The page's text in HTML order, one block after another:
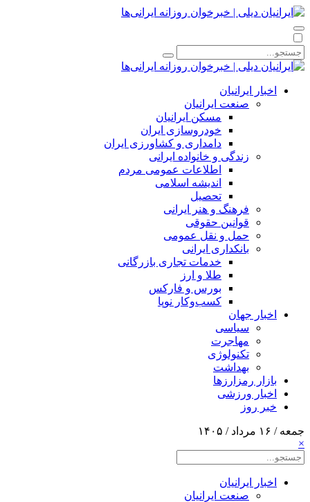
اخبار ایرانیان
صنعت ایرانیان
مسکن ایرانیان
خودروسازی ایران
دامداری و کشاورزی ایران
زندگی و خانواده ایرانی
اطلاعات عمومی مردم
اندیشه اسلامی
تحصیل
فرهنگ و هنر ایرانی
قوانین حقوقی
حمل و نقل عمومی
بانکداری ایرانی
خدمات تجاری بازرگانی
طلا و ارز
بورس و فارکس
کسب‌وکار نوپا
اخبار جهان
سیاسی
مهاجرت
تکنولوژی
بهداشت
بازار رمزارزها
اخبار ورزشی
خبر روز
جمعه / ۱۶ مرداد / ۱۴۰۵
×
اخبار ایرانیان
صنعت ایرانیان